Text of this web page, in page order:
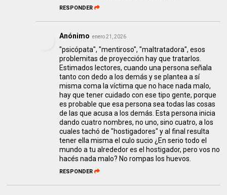
RESPONDER
Anónimo enero 21, 2026
"psicópata", "mentiroso", "maltratadora", esos
problemitas de proyección hay que tratarlos.
Estimados lectores, cuando una persona señala
tanto con dedo a los demás y se plantea a sí
misma coma la víctima que no hace nada malo,
hay que tener cuidado con ese tipo gente, porque
es probable que esa persona sea todas las cosas
de las que acusa a los demás. Esta persona inicia
dando cuatro nombres, no uno, sino cuatro, a los
cuales tachó de "hostigadores" y al final resulta
tener ella misma el culo sucio ¿En serio todo el
mundo a tu alrededor es el hostigador, pero vos no
hacés nada malo? No rompas los huevos.
RESPONDER